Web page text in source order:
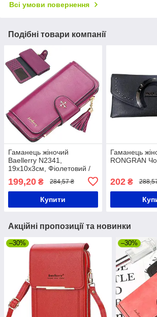
Всі умови повернення
Подібні товари компанії
Гаманець жіночий
Baellerry N2341,
19х10х3см, Фіолетовий /
Місткий гаманець-клатч /
Жіноче портмоне
199,20 ₴ 284,57 ₴
Купити
Гаманець
RONGRAN
202₴
Акційні пропозиції та новинки
–30% –30%